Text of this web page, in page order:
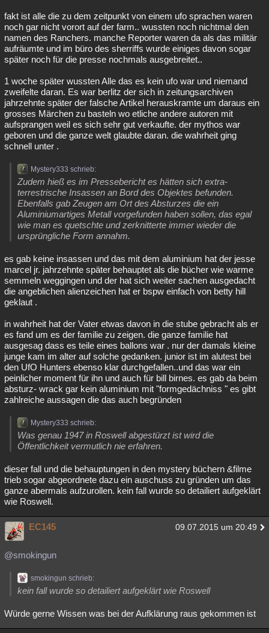
fakt ist alle die zu dem zeitpunkt von einem ufo sprachen waren
noch gar nicht vorort auf der farm.. wussten noch nichtmal den
namen des Ranchers. manche Reporter waren da als das militär
aufräumte und im büro des sherriffs wurde einiges davon sogar
später noch für die presse nochmals ausgebreitet..
1 woche später wussten Alle das es kein ufo war und niemand
zweifelte daran. Es war berlitz der sich in zeitungsarchiven
jahrzehnte später der falsche Artikel herauskramte um daraus ein
grosses Märchen zu basteln wo etliche andere autoren mit
aufsprangen weil es sich sehr gut verkaufte. der mythos war
geboren und die ganze welt glaubte daran. die wahrheit ging
schnell unter .
Mystery333 schrieb:
Zudem hieß es im Pressebericht es hätten sich extra-
terrestrische Insassen an Bord des Objektes befunden.
Ebenfalls gab Zeugen am Ort des Absturzes die ein
Aluminiumartiges Metall vorgefunden haben sollen, das egal
wie man es quetschte und zerknitterte immer wieder die
ursprüngliche Form annahm.
es gab keine insassen und das mit dem aluminium hat der jesse
marcel jr. jahrzehnte später behauptet als die bücher wie warme
semmeln weggingen und der hat sich weiter sachen ausgedacht
die angeblichen alienzeichen hat er bspw einfach von betty hill
geklaut .
in wahrheit hat der Vater etwas davon in die stube gebracht als er
es fand um es der familie zu zeigen. die ganze familie hat
ausgesag dass es teile eines ballons war . nur der damals kleine
junge kam im alter auf solche gedanken. junior ist im alutest bei
den UfO Hunters ebenso klar durchgefallen..und das war ein
peinlicher moment für ihn und auch für bill birnes. es gab da beim
absturz- wrack gar kein aluminium mit "formgedächniss " es gibt
zahlreiche aussagen die das auch begründen
Mystery333 schrieb:
Was genau 1947 in Roswell abgestürzt ist wird die
Öffentlichkeit vermutlich nie erfahren.
dieser fall und die behauptungen in den mystery büchern &filme
trieb sogar abgeordnete dazu ein auschuss zu gründen um das
ganze abermals aufzurollen. kein fall wurde so detailiert aufgeklärt
wie Roswell.
EC145 09.07.2015 um 20:49
@smokingun
smokingun schrieb:
kein fall wurde so detailiert aufgeklärt wie Roswell
Würde gerne Wissen was bei der Aufklärung raus gekommen ist